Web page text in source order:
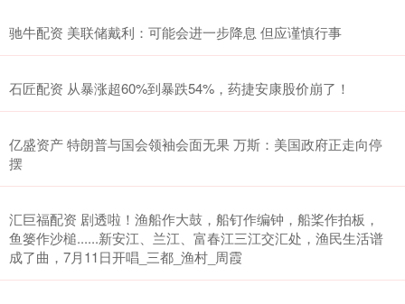
驰牛配资 美联储戴利：可能会进一步降息 但应谨慎行事
石匠配资 从暴涨超60%到暴跌54%，药捷安康股价崩了！
亿盛资产 特朗普与国会领袖会面无果 万斯：美国政府正走向停
摆
汇巨福配资 剧透啦！渔船作大鼓，船钉作编钟，船桨作拍板，
鱼篓作沙槌......新安江、兰江、富春江三江交汇处，渔民生活谱
成了曲，7月11日开唱_三都_渔村_周霞